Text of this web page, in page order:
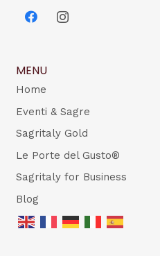
MENU
Home
Eventi & Sagre
Sagritaly Gold
Le Porte del Gusto®
Sagritaly for Business
Blog